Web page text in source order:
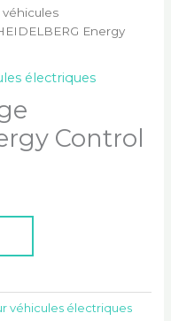
Energy
électriques
Control
véhicules électriques